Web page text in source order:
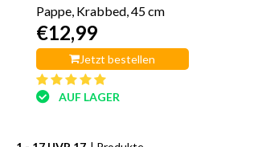
Pappe, Krabbed, 45 cm
€12,99
Jetzt bestellen
AUF LAGER